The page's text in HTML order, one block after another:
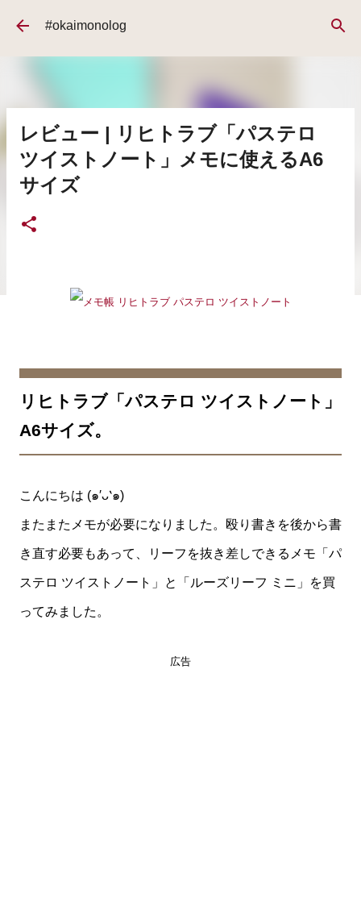
スキップしてメイン コンテンツに移動
#okaimonolog
レビュー | リヒトラブ「パステロ
ツイストノート」メモに使えるA6
サイズ
リヒトラブ「パステロ ツイストノート」
A6サイズ。
こんにちは (๑′ᴗ‵๑)
またまたメモが必要になりました。殴り書きを後から書
き直す必要もあって、リーフを抜き差しできるメモ「パ
ステロ ツイストノート」と「ルーズリーフ ミニ」を買
ってみました。
広告